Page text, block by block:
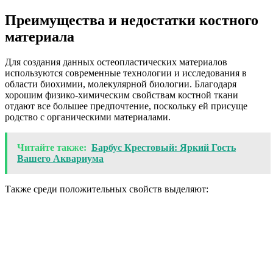
Преимущества и недостатки костного
материала
Для создания данных остеопластических материалов
используются современные технологии и исследования в
области биохимии, молекулярной биологии. Благодаря
хорошим физико-химическим свойствам костной ткани
отдают все большее предпочтение, поскольку ей присуще
родство с органическими материалами.
Читайте также: Барбус Крестовый: Яркий Гость
Вашего Аквариума
Также среди положительных свойств выделяют: